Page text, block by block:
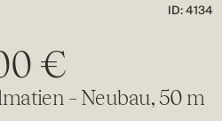
ID: 4134
€
– Neubau, 50 m